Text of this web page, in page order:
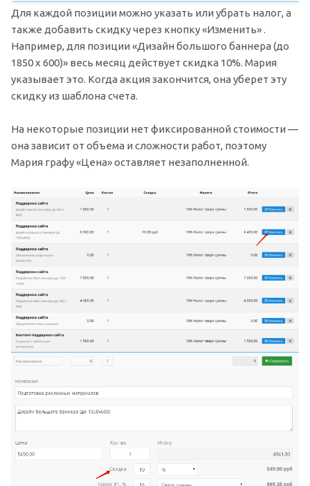
Для каждой позиции можно указать или убрать налог, а
также добавить скидку через кнопку «Изменить» .
Например, для позиции «Дизайн большого баннера (до
1850 x 600)» весь месяц действует скидка 10%. Мария
указывает это. Когда акция закончится, она уберет эту
скидку из шаблона счета.
На некоторые позиции нет фиксированной стоимости —
она зависит от объема и сложности работ, поэтому
Мария графу «Цена» оставляет незаполненной.